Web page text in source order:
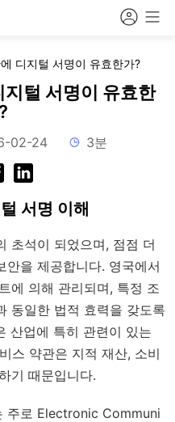
디지털 서명이 유효한가?
털 서명이 유효한
02-24 3분
서명 이해
초석이 되었으며, 점점 더
을 제공합니다. 영국에서
에 의해 관리되며, 특정 조
동일한 법적 효력을 갖도록
산업에 특히 관련이 있는
스 약관은 지적 재산, 소비
기 때문입니다.
주로 Electronic Communi